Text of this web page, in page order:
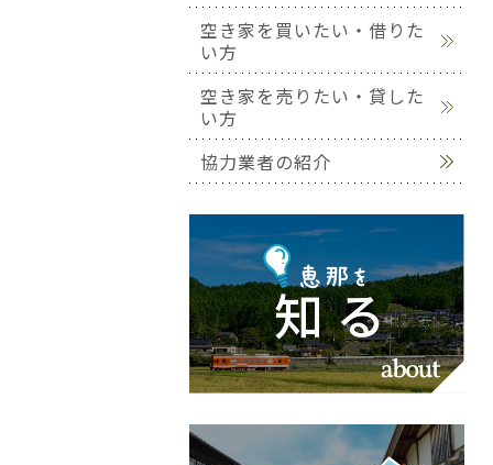
空き家を買いたい・借りた
い方
空き家を売りたい・貸した
い方
協力業者の紹介